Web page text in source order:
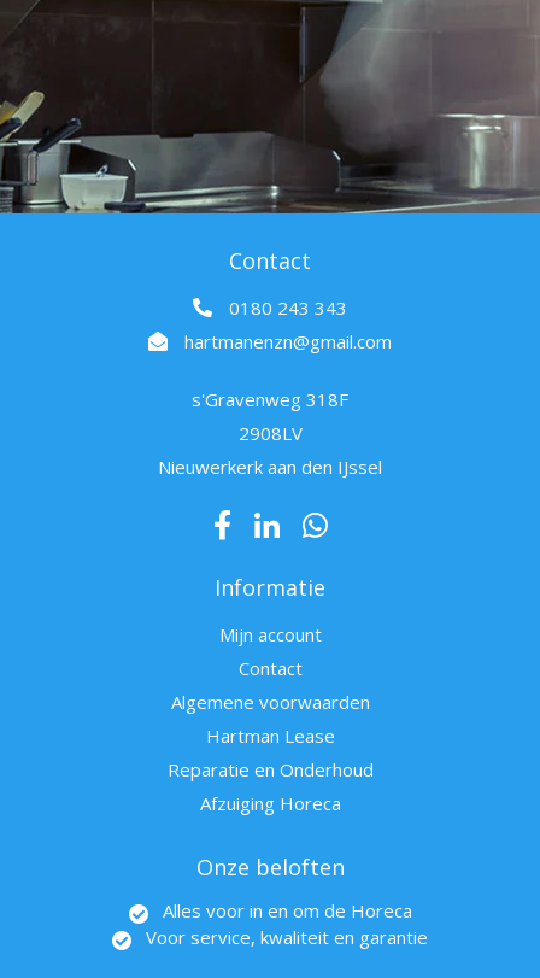
Contact
0180 243 343
hartmanenzn@gmail.com
s'Gravenweg 318F
2908LV
Nieuwerkerk aan den IJssel
Informatie
Mijn account
Contact
Algemene voorwaarden
Hartman Lease
Reparatie en Onderhoud
Afzuiging Horeca
Onze beloften
Alles voor in en om de Horeca
Voor service, kwaliteit en garantie